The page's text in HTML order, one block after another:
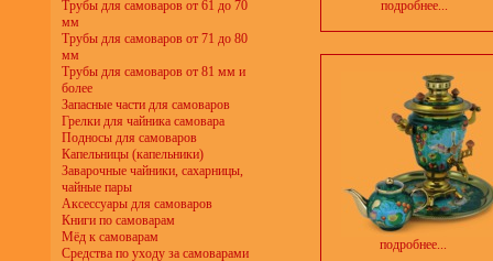
Трубы для самоваров от 61 до 70
мм
Трубы для самоваров от 71 до 80
мм
Трубы для самоваров от 81 мм и
более
Запасные части для самоваров
Грелки для чайника самовара
Подносы для самоваров
Капельницы (капельники)
Заварочные чайники, сахарницы,
чайные пары
Аксессуары для самоваров
Книги по самоварам
Мёд к самоварам
Средства по уходу за самоварами
подробнее...
подробнее...